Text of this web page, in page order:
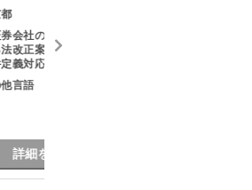
券会社のサービス企画部門にお
改正案件の推進 ・上流工程の
義対応 ・案件の進捗管理
言語
詳細を見る